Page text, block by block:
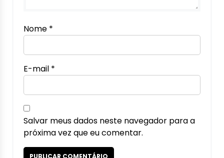
Nome *
E-mail *
Salvar meus dados neste navegador para a
próxima vez que eu comentar.